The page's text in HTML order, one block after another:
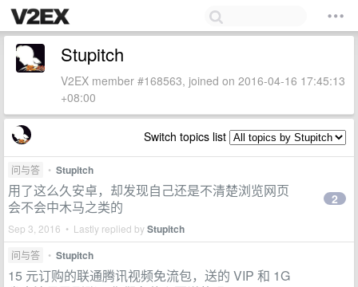
Stupitch
V2EX member #168563, joined on 2016-04-16 17:45:13
+08:00
Switch topics list
问与答 • Stupitch
用了这么久安卓，却发现自己还是不清楚浏览网页
会不会中木马之类的
Sep 3, 2016 • Lastly replied byStupitch
2
问与答 • Stupitch
15 元订购的联通腾讯视频免流包，送的 VIP 和 1G